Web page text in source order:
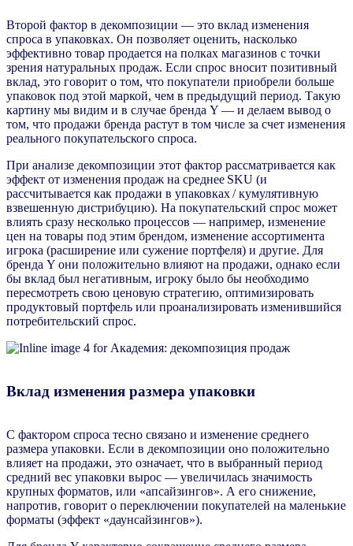
Второй фактор в декомпозиции — это вклад изменения
спроса в упаковках. Он позволяет оценить, насколько
эффективно товар продается на полках магазинов с точки
зрения натуральных продаж. Если спрос вносит позитивный
вклад, это говорит о том, что покупатели приобрели больше
упаковок под этой маркой, чем в предыдущий период. Такую
картину мы видим и в случае бренда Y — и делаем вывод о
том, что продажи бренда растут в том числе за счет изменения
реального покупательского спроса.
При анализе декомпозиции этот фактор рассматривается как
эффект от изменения продаж на среднее SKU (и
рассчитывается как продажи в упаковках / кумулятивную
взвешенную дистрибуцию). На покупательский спрос может
влиять сразу несколько процессов — например, изменение
цен на товары под этим брендом, изменение ассортимента
игрока (расширение или сужение портфеля) и другие. Для
бренда Y они положительно влияют на продажи, однако если
бы вклад был негативным, игроку было бы необходимо
пересмотреть свою ценовую стратегию, оптимизировать
продуктовый портфель или проанализировать изменившийся
потребительский спрос.
Вклад изменения размера упаковки
С фактором спроса тесно связано и изменение среднего
размера упаковки. Если в декомпозиции оно положительно
влияет на продажи, это означает, что в выбранный период
средний вес упаковки вырос — увеличилась значимость
крупных форматов, или «апсайзингов». А его снижение,
напротив, говорит о переключении покупателей на маленькие
форматы (эффект «даунсайзингов»).